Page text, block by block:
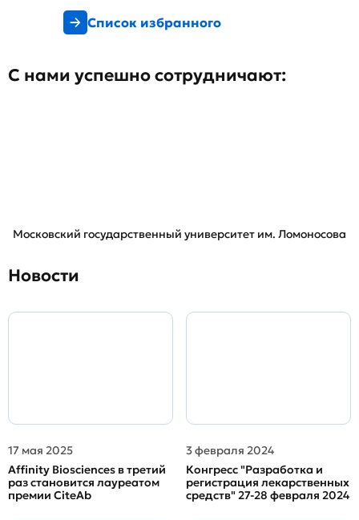
Список избранного
С нами успешно сотрудничают:
Московский государственный университет им. Ломоносова
Новости
17 мая 2025
Affinity Biosciences в третий
раз становится лауреатом
премии CiteAb
3 февраля 2024
Конгресс "Разработка и
регистрация лекарственных
средств" 27-28 февраля 2024